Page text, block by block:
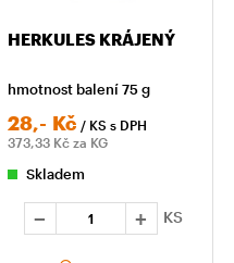
HERKULES KRÁJENÝ
hmotnost balení 75 g
28,- Kč / KS s DPH
373,33 Kč za KG
Skladem
KS